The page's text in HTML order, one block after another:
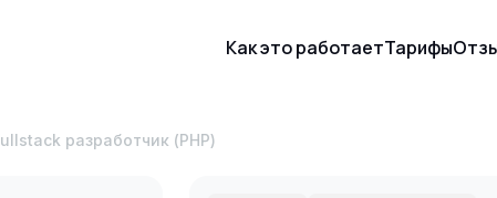
Как это работаетТарифы
Fullstack разработчик (PHP)